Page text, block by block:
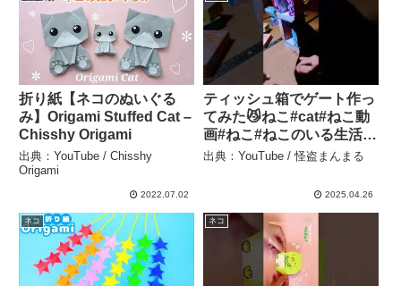
折り紙【ネコのぬいぐる
み】Origami Stuffed Cat –
Chisshy Origami
出典：YouTube / Chisshy
Origami
2022.07.02
ティッシュ箱でゲート作っ
てみた😼ねこ#cat#ねこ動
画#ねこ#ねこのいる生活 #
猫のいる暮らし#short – 怪
出典：YouTube / 怪盗まんまる
2025.04.26
ネコ ネコ